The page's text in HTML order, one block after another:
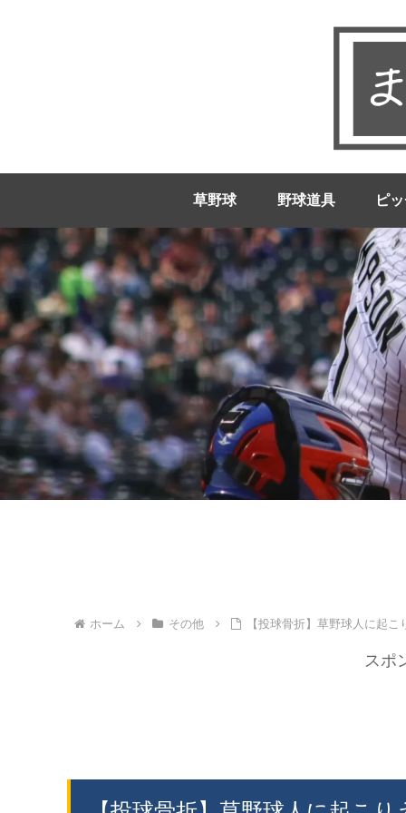
草野球 野球道具 ピ
ホーム その他 【投球骨折】草野球人に起
スポ